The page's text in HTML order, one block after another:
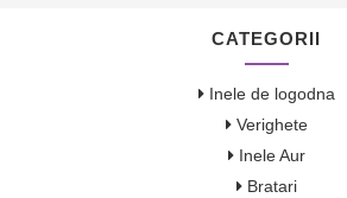
CATEGORII
Inele de logodna
Verighete
Inele Aur
Bratari